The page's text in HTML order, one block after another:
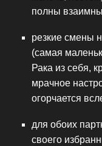
полны
резкие смены
(самая
Рака из себя,
мрачное
огорчается
для обоих
своего